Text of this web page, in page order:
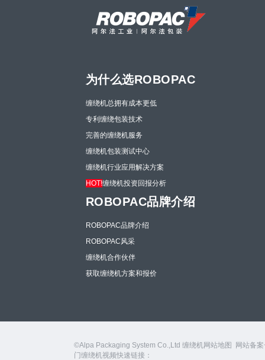
为什么选ROBOPAC
缠绕机总拥有成本更低
专利缠绕包装技术
完善的缠绕机服务
缠绕机包装测试中心
缠绕机行业应用解决方案
HOT!缠绕机投资回报分析
ROBOPAC品牌介绍
ROBOPAC品牌介绍
ROBOPAC风采
缠绕机合作伙伴
获取缠绕机方案和报价
©Alpa Packaging System Co.,Ltd 缠绕机网站地图
网站备
门缠绕机视频快速链接：